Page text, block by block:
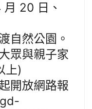
20 日、
自然公園。
眾與親子家
上)
開放網路報